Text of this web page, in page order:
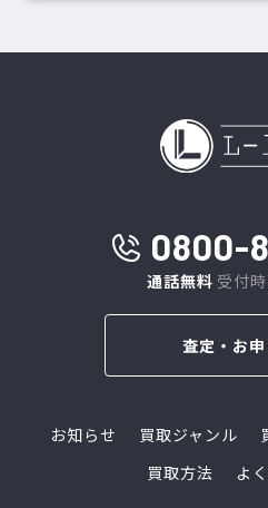
0800-
通話無料 受付
査定・お
お知らせ 買取ジャンル
買取方法
よ